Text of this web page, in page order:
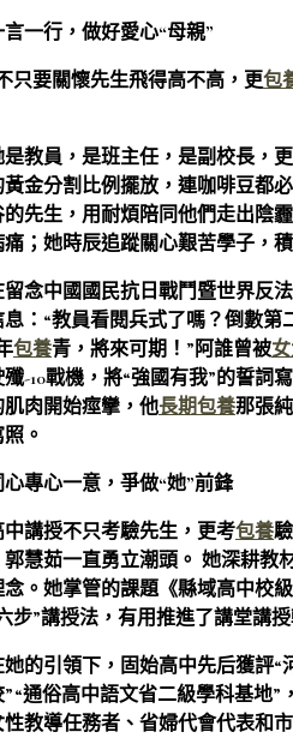
言一行，做好愛心“母親”
只要關懷先生飛得高不高，更包
是教員，是班主任，是副校長，
金分割比例擺放，連咖啡豆都
先生，用耐煩陪同他們走出陰
；她時辰追蹤關心艱苦學子，積
留念中國國民抗日戰鬥暨世界反
：“教員看閱兵式了嗎？倒數第
包養青，將來可期！”阿誰曾被
-10戰機，將“強國有我”的誓詞寫
肉開始痙攣，他長期包養那張
。
心專心一意，爭做“她”前鋒
中講授不只考驗先生，更考包養
慧茹一直勇立潮頭。 她深耕教
。她掌管的課題《縣域高中校
步”講授法，有用推進了講堂講
她的引領下，固始高中先后獲評“
通俗高中語文省二級學科基地”
教導任務者、省婦代會代表和